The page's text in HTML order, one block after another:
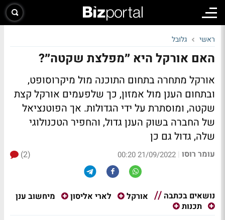
ראשי גלובל
האם אורקל היא ״מפלצת שקטה״?
אורקל מתחרה בתחום התוכנה מול מיקרוסופט,
ובתחום הענן מול אמזון, כך שלפעמים אורקל קצת
שקטה, ומוסתרת על ידי הגדולות. אך הפוטנציאל
של החברה בשוק הענן גדול, והחפיר הטכנולוגי
שלה, גדול גם כן
עומר רוסו |
21/09/2022 00:20
(2)
נושאים בכתבה אורקל לארי אליסון
מיחשוב ענן
תכנות